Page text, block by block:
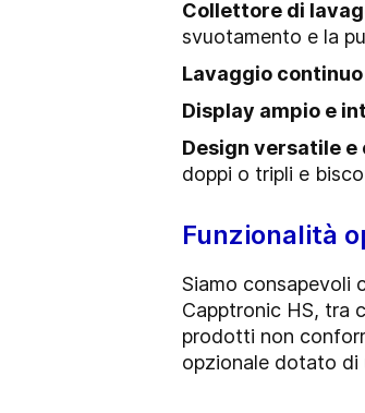
Collettore di
svuotamento e la
Lavaggio
Display ampio e
Design versatile
doppi o tripli e
Funzionalità
Siamo consapevoli
Capptronic HS, tra
prodotti non
opzionale dotato di